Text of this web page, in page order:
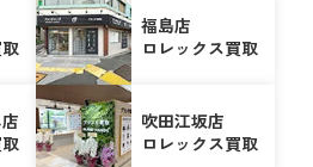
福島店
ロレックス買取
吹田江坂店
ロレックス買取